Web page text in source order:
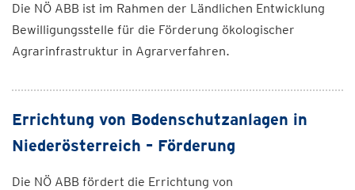
Die NÖ ABB ist im Rahmen der Ländlichen Entwicklung
Bewilligungsstelle für die Förderung ökologischer
Agrarinfrastruktur in Agrarverfahren.
Errichtung von Bodenschutzanlagen in
Niederösterreich – Förderung
Die NÖ ABB fördert die Errichtung von